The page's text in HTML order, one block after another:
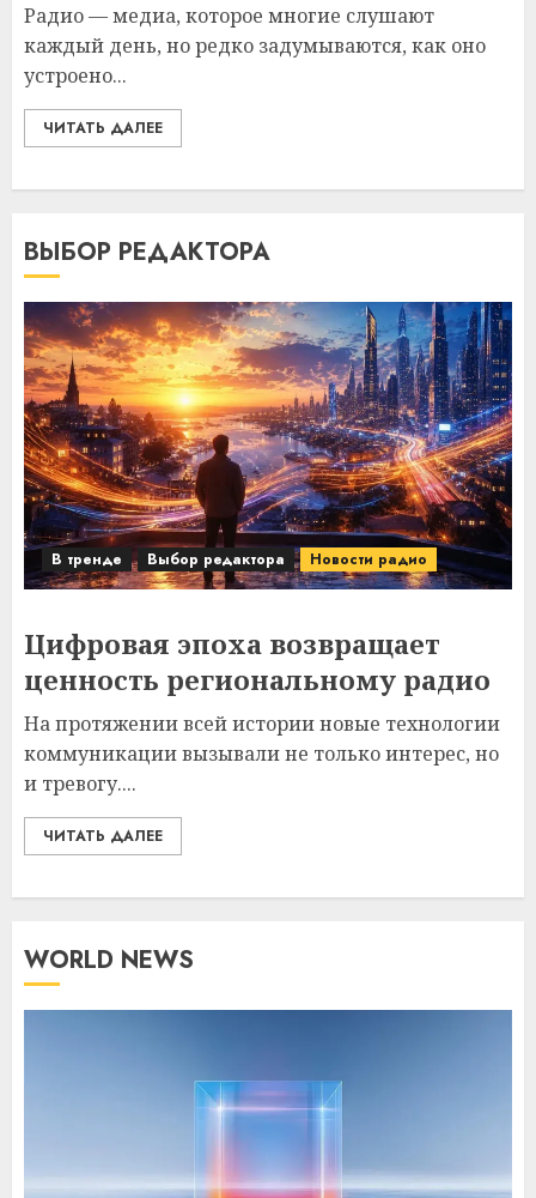
Радио — медиа, которое многие слушают
каждый день, но редко задумываются, как оно
устроено...
ЧИТАТЬ ДАЛЕЕ
ВЫБОР РЕДАКТОРА
В тренде Выбор редактора Новости радио
Цифровая эпоха возвращает
ценность региональному радио
На протяжении всей истории новые технологии
коммуникации вызывали не только интерес, но
и тревогу....
ЧИТАТЬ ДАЛЕЕ
WORLD NEWS